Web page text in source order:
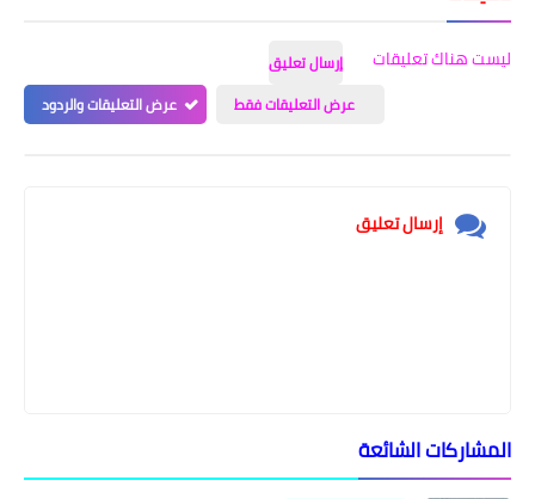
ليست هناك تعليقات
إرسال تعليق
عرض التعليقات فقط
عرض التعليقات والردود
إرسال تعليق
المشاركات الشائعة